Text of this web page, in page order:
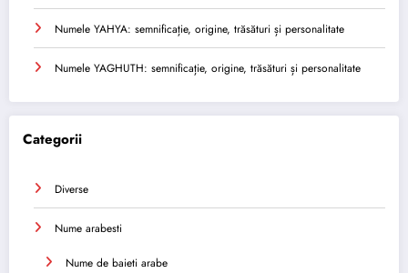
Numele YAHYA: semnificație, origine, trăsături și personalitate
Numele YAGHUTH: semnificație, origine, trăsături și personalitate
Categorii
Diverse
Nume arabesti
Nume de baieti arabe